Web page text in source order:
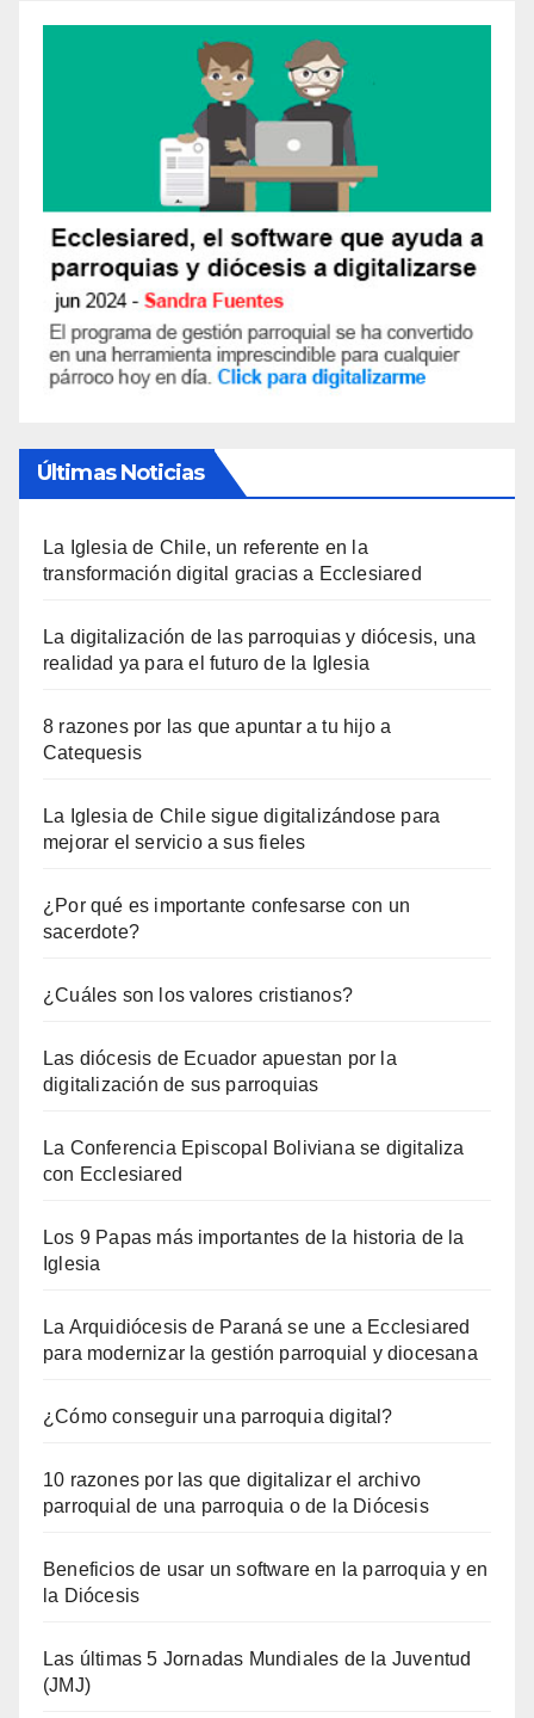
Últimas Noticias
La Iglesia de Chile, un referente en la
transformación digital gracias a Ecclesiared
La digitalización de las parroquias y diócesis, una
realidad ya para el futuro de la Iglesia
8 razones por las que apuntar a tu hijo a
Catequesis
La Iglesia de Chile sigue digitalizándose para
mejorar el servicio a sus fieles
¿Por qué es importante confesarse con un
sacerdote?
¿Cuáles son los valores cristianos?
Las diócesis de Ecuador apuestan por la
digitalización de sus parroquias
La Conferencia Episcopal Boliviana se digitaliza
con Ecclesiared
Los 9 Papas más importantes de la historia de la
Iglesia
La Arquidiócesis de Paraná se une a Ecclesiared
para modernizar la gestión parroquial y diocesana
¿Cómo conseguir una parroquia digital?
10 razones por las que digitalizar el archivo
parroquial de una parroquia o de la Diócesis
Beneficios de usar un software en la parroquia y en
la Diócesis
Las últimas 5 Jornadas Mundiales de la Juventud
(JMJ)